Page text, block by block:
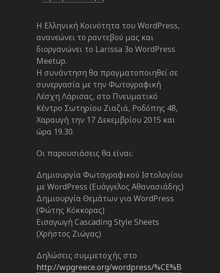
Η Ελληνική Κοινότητα του WordPress,
ανανεώνει το ραντεβού μας και
διοργανώνει το Larissa 3ο WordPress
Meetup.
Η συνάντηση θα πραγματοποιηθεί σε
συνεργασία με την Φωτογραφική
Λέσχη Λάρισας, στο Πνευματικό
Κέντρο Σωτηρίου Ζιαζιά, Ροδόπης 48,
Χαραυγή την 17 Δεκεμβρίου 2015 και
ώρα 19.30.
Οι παρουσιάσεις θα είναι:
Δημιουργία Φωτογραφικού Ιστολογίου
με WordPress (Ευάγγελος Αθανασιάδης)
Δημιουργία Θεμάτων για WordPress
(Φώτης Κόκκορας)
Εισαγωγή Cascading Style Sheets
(Χρήστος Ζιώγας)
Δηλώσεις συμμετοχής στο
http://wpgreece.org/wordpress/%CE%B